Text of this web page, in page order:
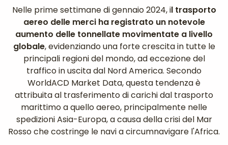
Nelle prime settimane di gennaio 2024, il trasporto
aereo delle merci ha registrato un notevole
aumento delle tonnellate movimentate a livello
globale, evidenziando una forte crescita in tutte le
principali regioni del mondo, ad eccezione del
traffico in uscita dal Nord America. Secondo
WorldACD Market Data, questa tendenza è
attribuita al trasferimento di carichi dal trasporto
marittimo a quello aereo, principalmente nelle
spedizioni Asia-Europa, a causa della crisi del Mar
Rosso che costringe le navi a circumnavigare l'Africa.